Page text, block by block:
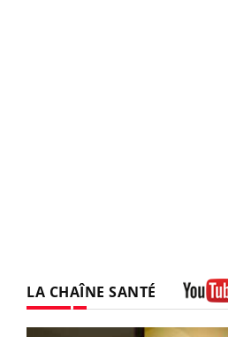
LA CHAÎNE SANTÉ